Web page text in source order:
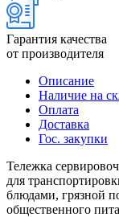
Гарантия качества
от производителя
Описание
Наличие на
Оплата
Доставка
Гос. закупки
Тележка
для
блюдами, грязной
общественного